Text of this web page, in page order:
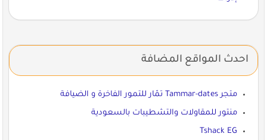
احدث المواقع المضافة
متجر Tammar-dates تمّار للتمور الفاخرة و الضيافة
منتور للمقاولات والتشطيبات بالسعودية
Tshack EG